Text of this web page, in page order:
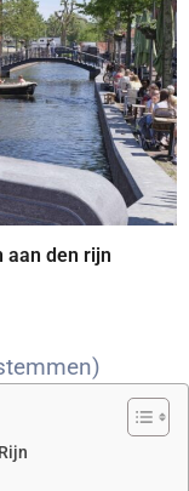
aan den rijn